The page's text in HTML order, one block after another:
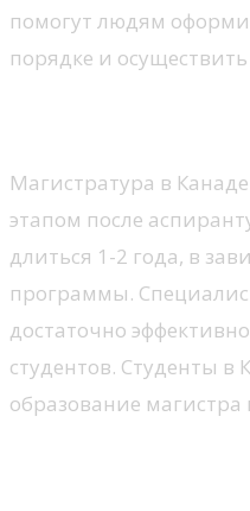
помогут людям
порядке и
Магистратура в
этапом после
длиться 1-2 года, в
программы.
достаточно
студентов. Студенты в
образование